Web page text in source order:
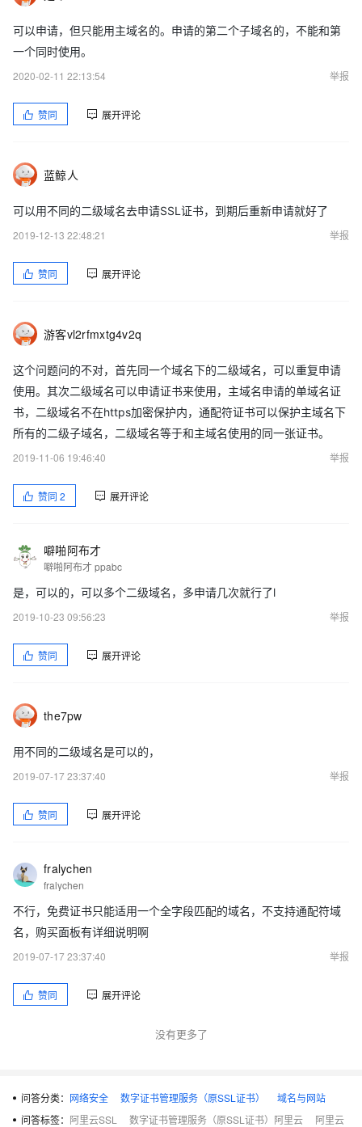
可以申请，但只能用主域名的。申请的第二个子域名的，不能和第
一个同时使用。
2020-02-11 22:13:54
举报
赞同 展开评论
蓝鲸人
可以用不同的二级域名去申请SSL证书，到期后重新申请就好了
2019-12-13 22:48:21
举报
赞同 展开评论
游客vl2rfmxtg4v2q
这个问题问的不对，首先同一个域名下的二级域名，可以重复申请
使用。其次二级域名可以申请证书来使用，主域名申请的单域名证
书，二级域名不在https加密保护内，通配符证书可以保护主域名下
所有的二级子域名，二级域名等于和主域名使用的同一张证书。
2019-11-06 19:46:40
举报
赞同 2 展开评论
噼啪阿布才
噼啪阿布才 ppabc
是，可以的，可以多个二级域名，多申请几次就行了l
2019-10-23 09:56:23
举报
赞同 展开评论
the7pw
用不同的二级域名是可以的，
2019-07-17 23:37:40
举报
赞同 展开评论
fralychen
fralychen
不行，免费证书只能适用一个全字段匹配的域名，不支持通配符域
名，购买面板有详细说明啊
2019-07-17 23:37:40
举报
赞同 展开评论
没有更多了
问答分类： 网络安全 数字证书管理服务（原SSL证书）
域名与网站
问答标签： 阿里云SSL 数字证书管理服务（原SSL证书）阿里云
阿里云